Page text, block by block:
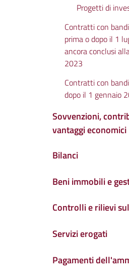
Progetti di
Contratti con
prima o dopo il 1
ancora conclusi
2023
Contratti con
dopo il 1 gennaio
Sovvenzioni,
vantaggi economici
Bilanci
Beni immobili e
Controlli e rilievi
Servizi erogati
Pagamenti